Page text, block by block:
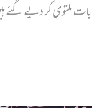
ملتوی کر دیے گئے